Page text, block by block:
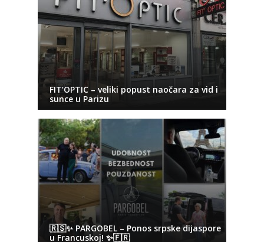
FIT’OPTIC – veliki popust naočara za vid i
sunce u Parizu
🇷🇸✨ PARGOBEL – Ponos srpske dijaspore
u Francuskoj! ✨🇫🇷